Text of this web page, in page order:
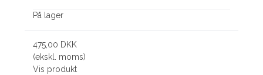
På lager
475,00 DKK
(ekskl. moms)
Vis produkt